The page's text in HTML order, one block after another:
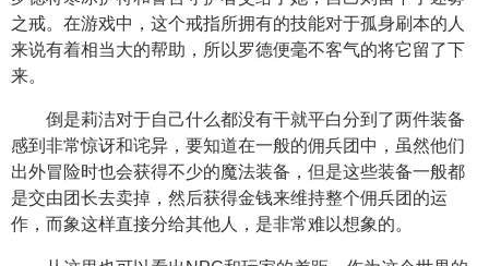
之戒。在游戏中，这个戒指所拥有的技能对于孤身刷本的人
来说有着相当大的帮助，所以罗德便毫不客气的将它留了下
来。
倒是莉洁对于自己什么都没有干就平白分到了两件装备
感到非常惊讶和诧异，要知道在一般的佣兵团中，虽然他们
出外冒险时也会获得不少的魔法装备，但是这些装备一般都
是交由团长去卖掉，然后获得金钱来维持整个佣兵团的运
作，而象这样直接分给其他人，是非常难以想象的。